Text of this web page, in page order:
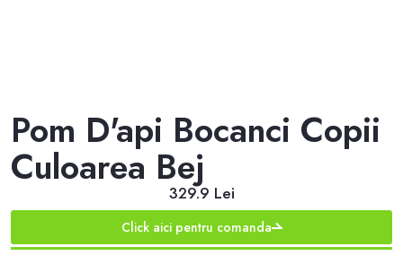
Pom D'api Bocanci Copii
Culoarea Bej
329.9 Lei
Click aici pentru comanda